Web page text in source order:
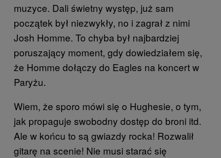
muzyce. Dali świetny występ, już sam
początek był niezwykły, no i zagrał z nimi
Josh Homme. To chyba był najbardziej
poruszający moment, gdy dowiedziałem się,
że Homme dołączy do Eagles na koncert w
Paryżu.
Wiem, że sporo mówi się o Hughesie, o tym,
jak propaguje swobodny dostęp do broni itd.
Ale w końcu to są gwiazdy rocka! Rozwalił
gitarę na scenie! Nie musi starać się